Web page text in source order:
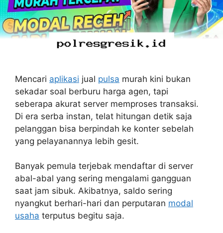
Mencari aplikasi jual pulsa murah kini bukan
sekadar soal berburu harga agen, tapi
seberapa akurat server memproses transaksi.
Di era serba instan, telat hitungan detik saja
pelanggan bisa berpindah ke konter sebelah
yang pelayanannya lebih gesit.
Banyak pemula terjebak mendaftar di server
abal-abal yang sering mengalami gangguan
saat jam sibuk. Akibatnya, saldo sering
nyangkut berhari-hari dan perputaran modal
usaha terputus begitu saja.